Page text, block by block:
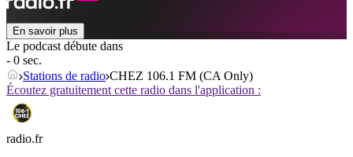
En savoir plus
Le podcast débute dans
- 0 sec.
Stations de radio CHEZ 106.1 FM (CA Only)
Écoutez gratuitement cette radio dans l'application :
radio.fr